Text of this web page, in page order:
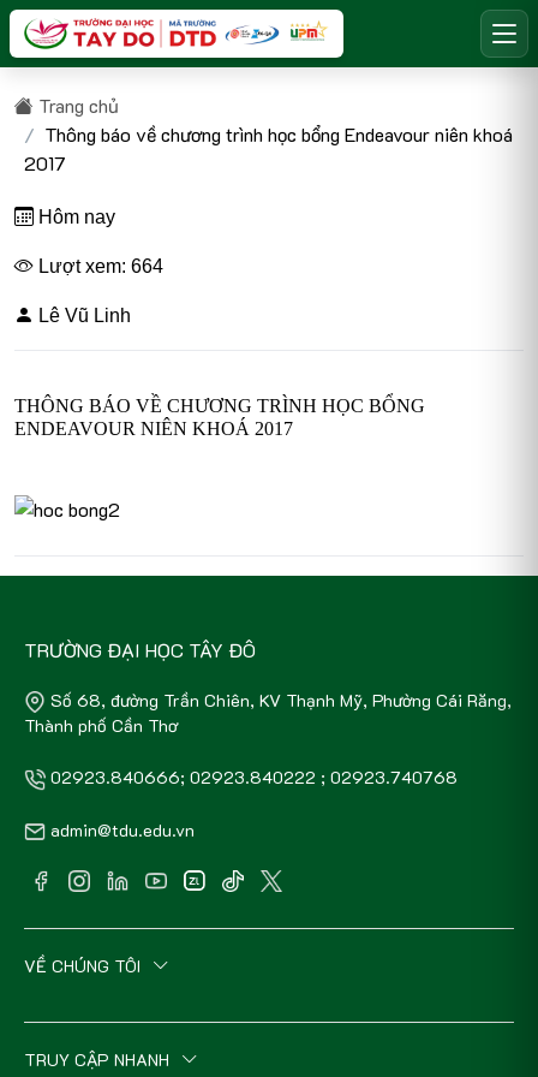
Trang chủ
Thông báo về chương trình học bổng Endeavour niên khoá
2017
Hôm nay
Lượt xem: 664
Lê Vũ Linh
THÔNG BÁO VỀ CHƯƠNG TRÌNH HỌC BỔNG
ENDEAVOUR NIÊN KHOÁ 2017
TRƯỜNG ĐẠI HỌC TÂY ĐÔ
Số 68, đường Trần Chiên, KV Thạnh Mỹ, Phường Cái Răng,
Thành phố Cần Thơ
02923.840666; 02923.840222 ; 02923.740768
admin@tdu.edu.vn
VỀ CHÚNG TÔI
TRUY CẬP NHANH